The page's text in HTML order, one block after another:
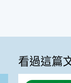
看過這篇